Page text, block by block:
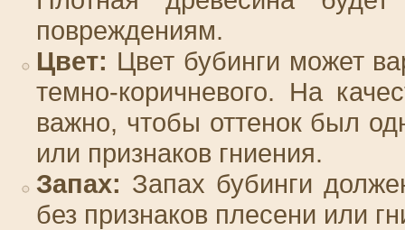
повреждениям.
Цвет: Цвет бубинги может
темно-коричневого. На
важно, чтобы оттенок был
или признаков гниения.
Запах: Запах бубинги
без признаков плесени или